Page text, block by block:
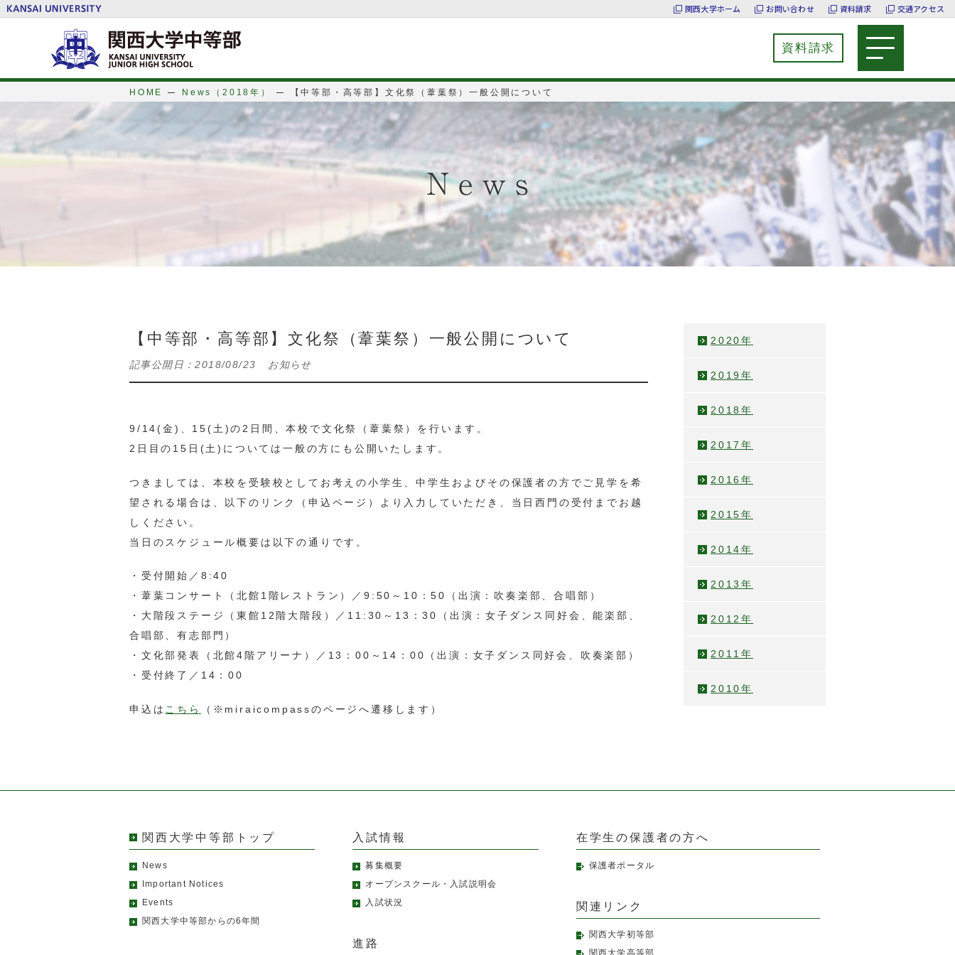
関西大学ホーム お問い合わせ 資料請求 交通アクセス
資料請求
HOME News（2018年） 【中等部・高等部】文化祭（葦葉祭）一般公開について
【中等部・高等部】文化祭（葦葉祭）一般公開について
記事公開日：2018/08/23 お知らせ
9/14(金)、15(土)の2日間、本校で文化祭（葦葉祭）を行います。
2日目の15日(土)については一般の方にも公開いたします。
つきましては、本校を受験校としてお考えの小学生、中学生およびその保護者の方でご見学を希
望される場合は、以下のリンク（申込ページ）より入力していただき、当日西門の受付までお越
しください。
当日のスケジュール概要は以下の通りです。
・受付開始／8:40
・葦葉コンサート（北館1階レストラン）／9:50～10：50（出演：吹奏楽部、合唱部）
・大階段ステージ（東館12階大階段）／11:30～13：30（出演：女子ダンス同好会、能楽部、
合唱部、有志部門）
・文化部発表（北館4階アリーナ）／13：00～14：00（出演：女子ダンス同好会、吹奏楽部）
・受付終了／14：00
申込は こちら （※miraicompassのページへ遷移します）
2020年
2019年
2018年
2017年
2016年
2015年
2014年
2013年
2012年
2011年
2010年
関西大学中等部トップ
News
Important Notices
Events
関西大学中等部からの6年間
入試情報
募集概要
オープンスクール・入試説明会
入試状況
進路
在学生の保護者の方へ
保護者ポータル
関連リンク
関西大学初等部
関西大学高等部